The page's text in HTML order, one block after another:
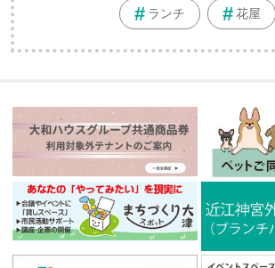
ランチ 花屋